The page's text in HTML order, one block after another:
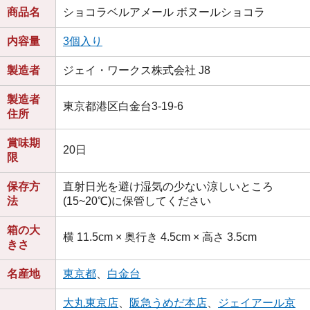
商品名 ショコラベルアメール ボヌールショコラ
内容量 3個入り
製造者 ジェイ・ワークス株式会社 J8
製造者
住所
東京都港区白金台3-19-6
賞味期
限
20日
保存方
法
直射日光を避け湿気の少ない涼しいところ
(15~20℃)に保管してください
箱の大
きさ
横 11.5cm × 奥行き 4.5cm × 高さ 3.5cm
名産地 東京都 白金台
大丸東京店 阪急うめだ本店
ジェイアール京